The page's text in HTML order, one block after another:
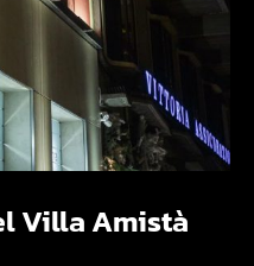
Villa Amistà